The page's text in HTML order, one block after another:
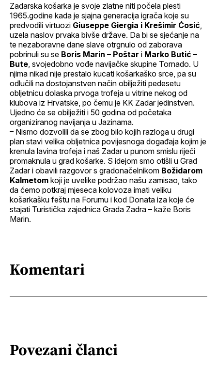
Zadarska košarka je svoje zlatne niti počela plesti
1965.godine kada je sjajna generacija igrača koje su
predvodili virtuozi Giuseppe Giergia i Krešimir Ćosić
uzela naslov prvaka bivše države. Da bi se sjećanje na
te nezaboravne dane slave otrgnulo od zaborava
pobrinuli su se Boris Marin – Poštar i Marko Butić –
Bute , svojedobno vođe navijačke skupine Tornado. U
njima nikad nije prestalo kucati košarkaško srce, pa su
odlučili na dostojanstven način obilježiti pedesetu
obljetnicu dolaska prvoga trofeja u vitrine nekog od
klubova iz Hrvatske, po čemu je KK Zadar jedinstven.
Ujedno će se obilježiti i 50 godina od početaka
organiziranog navijanja u Jazinama.
– Nismo dozvolili da se zbog bilo kojih razloga u drugi
plan stavi velika obljetnica povijesnoga događaja kojim je
krenula lavina trofeja i naš Zadar u punom smislu riječi
promaknula u grad košarke. S idejom smo otišli u Grad
Zadar i obavili razgovor s gradonačelnikom Božidarom
Kalmetom koji je uvelike podržao našu zamisao, tako
da ćemo potkraj mjeseca kolovoza imati veliku
košarkašku feštu na Forumu i kod Donata iza koje će
stajati Turistička zajednica Grada Zadra – kaže Boris
Marin.
Komentari
Povezani članci